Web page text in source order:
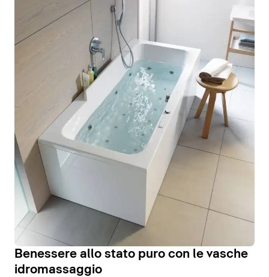
Benessere allo stato puro con le vasche
idromassaggio